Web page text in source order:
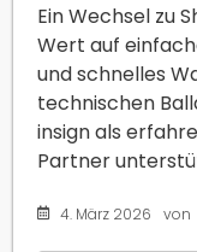
4. März 2026 von
Ein Wechsel zu
Wert auf
und schnelles
technischen
insign als
Partner